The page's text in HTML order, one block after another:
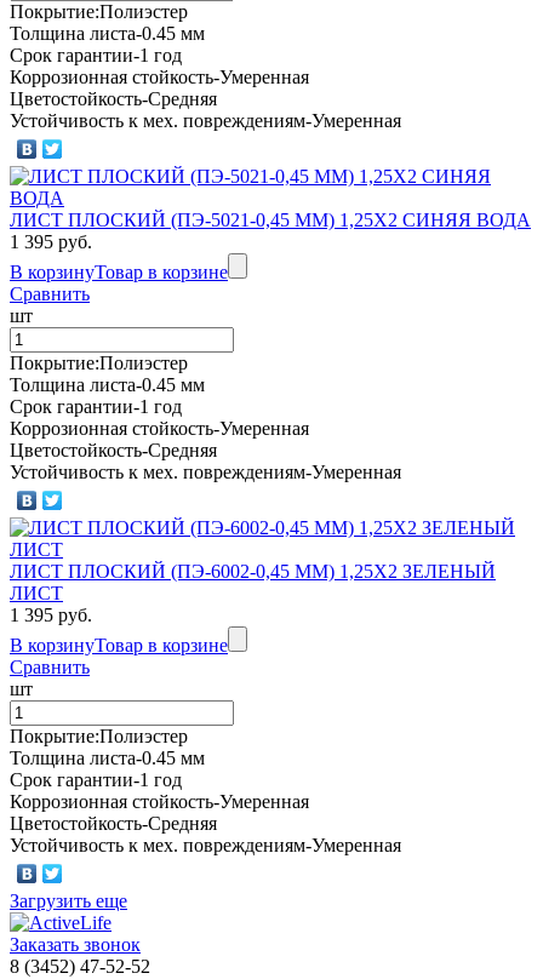
Покрытие:Полиэстер
Толщина листа-0.45 мм
Срок гарантии-1 год
Коррозионная стойкость-Умеренная
Цветостойкость-Средняя
Устойчивость к мех. повреждениям-Умеренная
ЛИСТ ПЛОСКИЙ (ПЭ-5021-0,45 ММ) 1,25Х2 СИНЯЯ ВОДА
1 395 руб.
В корзинуТовар в корзине
Сравнить
шт
Покрытие:Полиэстер
Толщина листа-0.45 мм
Срок гарантии-1 год
Коррозионная стойкость-Умеренная
Цветостойкость-Средняя
Устойчивость к мех. повреждениям-Умеренная
ЛИСТ ПЛОСКИЙ (ПЭ-6002-0,45 ММ) 1,25Х2 ЗЕЛЕНЫЙ
ЛИСТ
1 395 руб.
В корзинуТовар в корзине
Сравнить
шт
Покрытие:Полиэстер
Толщина листа-0.45 мм
Срок гарантии-1 год
Коррозионная стойкость-Умеренная
Цветостойкость-Средняя
Устойчивость к мех. повреждениям-Умеренная
Загрузить еще
Заказать звонок
8 (3452) 47-52-52